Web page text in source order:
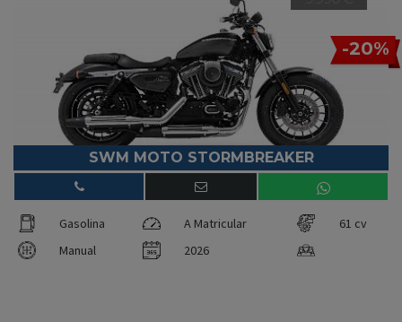
-20%
SWM MOTO STORMBREAKER
Gasolina A Matricular
61 cv
Manual
2026